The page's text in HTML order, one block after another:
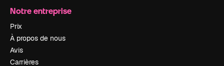
Notre entreprise
Prix
À propos de nous
Avis
Carrières